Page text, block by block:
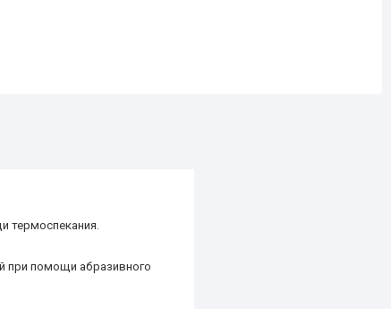
термоспекания.
при помощи абразивного